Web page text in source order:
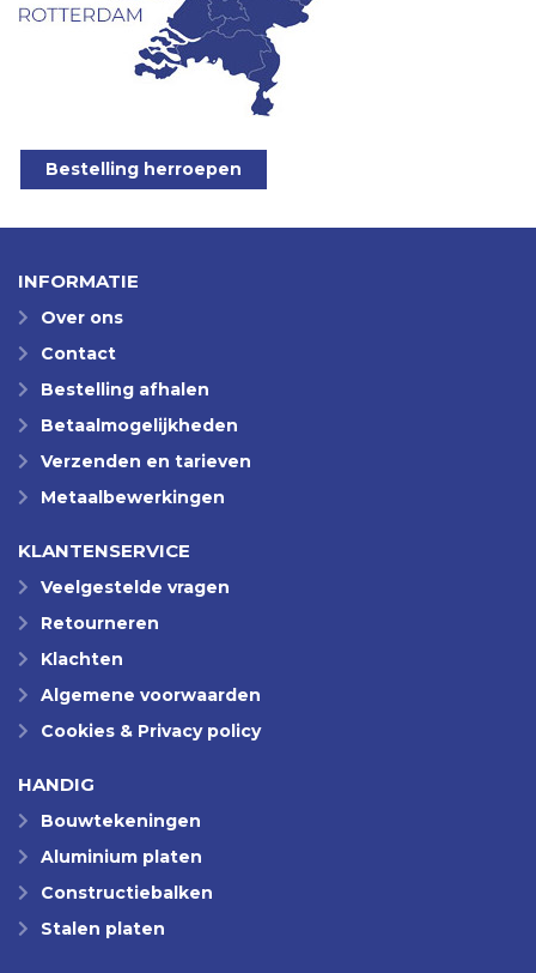
Bestelling herroepen
INFORMATIE
Over ons
Contact
Bestelling afhalen
Betaalmogelijkheden
Verzenden en tarieven
Metaalbewerkingen
KLANTENSERVICE
Veelgestelde vragen
Retourneren
Klachten
Algemene voorwaarden
Cookies & Privacy policy
HANDIG
Bouwtekeningen
Aluminium platen
Constructiebalken
Stalen platen